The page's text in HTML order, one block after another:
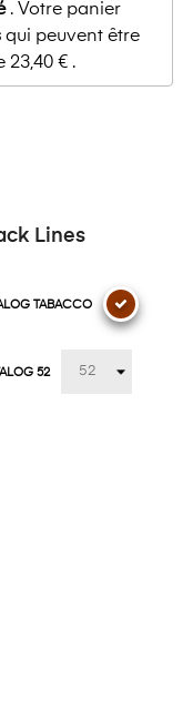
. Votre panier
qui peuvent être
23,40 € .
Lines
TABACCO
52